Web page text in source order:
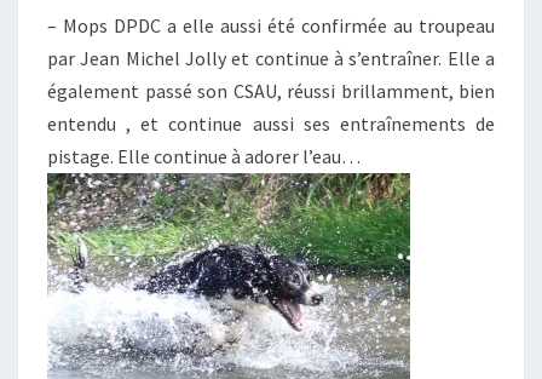
– Mops DPDC a elle aussi été confirmée au troupeau
par Jean Michel Jolly et continue à s’entraîner. Elle a
également passé son CSAU, réussi brillamment, bien
entendu , et continue aussi ses entraînements de
pistage. Elle continue à adorer l’eau…